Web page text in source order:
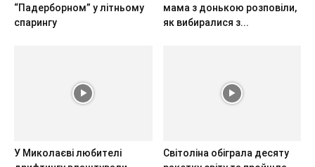
“Падерборном” у літньому
спарингу
мама з донькою розповіли,
як вибиралися з...
У Миколаєві любителі
Світоліна обіграла десяту